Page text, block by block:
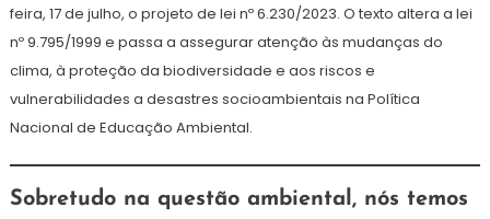
feira, 17 de julho, o projeto de lei nº 6.230/2023. O texto altera a lei
nº 9.795/1999 e passa a assegurar atenção às mudanças do
clima, à proteção da biodiversidade e aos riscos e
vulnerabilidades a desastres socioambientais na Política
Nacional de Educação Ambiental.
Sobretudo na questão ambiental, nós temos